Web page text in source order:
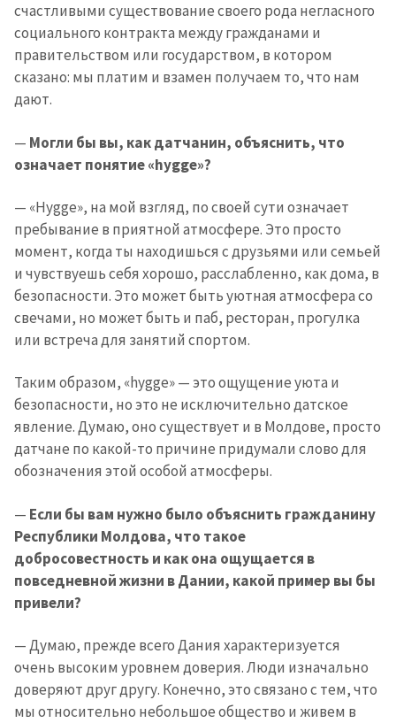
счастливыми существование своего рода негласного
социального контракта между гражданами и
правительством или государством, в котором
сказано: мы платим и взамен получаем то, что нам
дают.
— Могли бы вы, как датчанин, объяснить, что
означает понятие «hygge»?
— «Hygge», на мой взгляд, по своей сути означает
пребывание в приятной атмосфере. Это просто
момент, когда ты находишься с друзьями или семьей
и чувствуешь себя хорошо, расслабленно, как дома, в
безопасности. Это может быть уютная атмосфера со
свечами, но может быть и паб, ресторан, прогулка
или встреча для занятий спортом.
Таким образом, «hygge» — это ощущение уюта и
безопасности, но это не исключительно датское
явление. Думаю, оно существует и в Молдове, просто
датчане по какой-то причине придумали слово для
обозначения этой особой атмосферы.
— Если бы вам нужно было объяснить гражданину
Республики Молдова, что такое
добросовестность и как она ощущается в
повседневной жизни в Дании, какой пример вы бы
привели?
— Думаю, прежде всего Дания характеризуется
очень высоким уровнем доверия. Люди изначально
доверяют друг другу. Конечно, это связано с тем, что
мы относительно небольшое общество и живем в